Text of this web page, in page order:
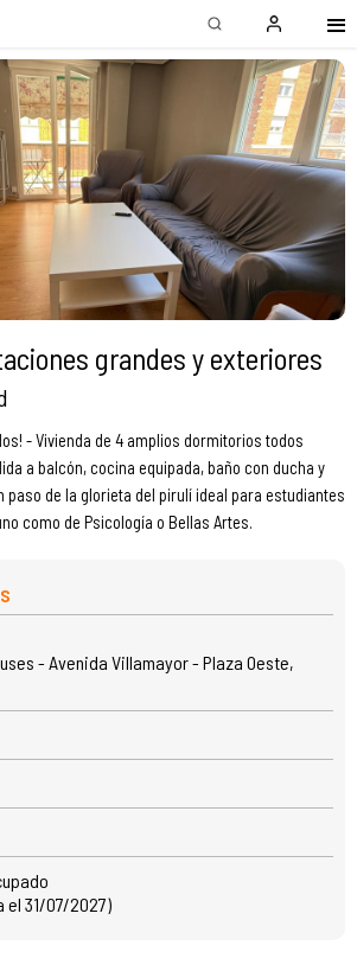
grandes y exteriores
- Vivienda de 4 amplios dormitorios todos
a balcón, cocina equipada, baño con ducha y
paso de la glorieta del pirulí ideal para estudiantes
como de Psicología o Bellas Artes.
- Avenida Villamayor - Plaza Oeste,
el 31/07/2027)